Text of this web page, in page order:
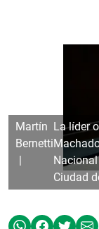
La líder
Ciudad
Martín
Bernetti